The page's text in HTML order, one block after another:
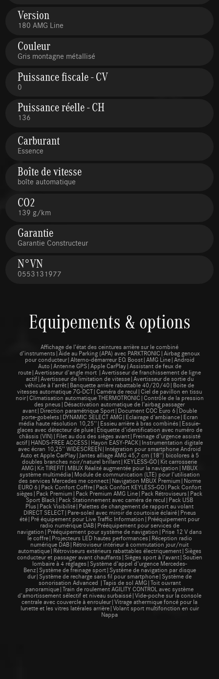
Version
180 AMG Line
Couleur
Gris montagne métallisé
Puissance fiscale - CV
0
Puissance réelle - CH
136
Carburant
Essence
Boîte de vitesse
boîte automatique
CO2
139 g/km
Garantie
Garantie Constructeur
N°VN
0553131977
Equipements & options
Affichage de l’état des ceintures arrière sur le combiné
d’instruments|Aide au Parking (APA) avec PARKTRONIC|Airbag genoux
pour conducteur|Alterno-démarreur EQ Boost|AMG Line|Android
Auto|Antenne GPS|Apple CarPlay|Assistant de feux de
route|Avertisseur d'angle mort |Avertisseur de franchissement de ligne
actif|Avertisseur de limitation de vitesse|Avertisseur de sortie du
véhicule à l'arrêt|Banquette arrière rabattable 40/20/40|Boite de
vitesses automatique 7G-DCT|Caméra de recul|Ciel de pavillon en tissu
noir|Climatisation automatique THERMOTRONIC|Contrôle de la pression
des pneus|Désactivation automatique de l'airbag passager
avant|Direction paramétrique Sport|Document COC Euro 6|Double
porte-gobelets|DYNAMIC SELECT AMG|Eclairage d'ambiance|Ecran
média haute résolution 10,25''|Essieu arrière à bras combinés|Essuie-
glaces avec détecteur de pluie|Étiquette d'identification avec numéro de
châssis (VIN)|Filet au dos des sièges avant|Freinage d’urgence assisté
actif|HANDS-FREE ACCESS|Hayon EASY-PACK|Instrumentation digitale
avec écran 10,25'' WIDESCREEN|Intégration pour smartphone Android
Auto et Apple CarPlay|Jantes alliage AMG 45,7 cm (18'') bicolores à 5
doubles branches noir/naturel brillant|KEYLESS-GO|Kit carrosserie
AMG|Kit TIREFIT|MBUX Réalité augmentée pour la navigation|MBUX
système multimédia|Module de communication (LTE) pour l’utilisation
des services Mercedes me connect|Navigation MBUX Premium|Norme
EURO 6|Pack Confort Coffre|Pack Confort KEYLESS-GO|Pack Confort
sièges|Pack Premium|Pack Premium AMG Line|Pack Rétroviseurs|Pack
Sport Black|Pack Stationnement avec caméra de recul|Pack USB
Plus|Pack Visibilité|Palettes de changement de rapport au volant
DIRECT SELECT|Pare-soleil avec miroir de courtoisie éclairé|Pneus
été|Pré équipement pour Live Traffic Information|Prééquipement pour
radio numérique DAB|Prééquipement pour services de
navigation|Prééquipement pour système de navigation|Prise 12 V dans
le coffre|Projecteurs LED hautes performances|Réception radio
numérique DAB|Rétroviseur intérieur à commutation jour/nuit
automatique|Rétroviseurs extérieurs rabattables électriquement|Sièges
conducteur et passager avant chauffants|Sièges sport à l'avant|Soutien
lombaire à 4 réglages|Système d'appel d'urgence Mercedes-
Benz|Système de freinage sport|Système de navigation par disque
dur|Système de recharge sans fil pour smartphone|Système de
sonorisation Advanced |Tapis de sol AMG|Toit ouvrant
panoramique|Train de roulement AGILITY CONTROL avec système
d'amortissement sélectif et niveau surbaissé|Vide-poche sur la console
centrale avec couvercle à enrouleur|Vitrage athermique foncé pour la
lunette et les vitres latérales arrière|Volant sport multifonction en cuir
Nappa